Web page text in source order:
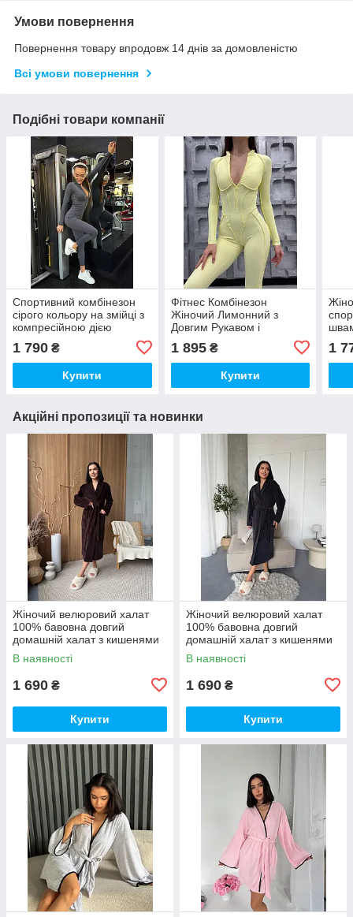
Умови повернення
Повернення товару впродовж 14 днів за домовленістю
Всі умови повернення
Подібні товари компанії
Спортивний комбінезон
сірого кольору на змійці з
компресійною дією
1 790 ₴
Купити
Фітнес Комбінезон
Жіночий Лимонний з
Довгим Рукавом і
Відкритою Спиною - Боді
для Спорту, Йоги
1 895₴
Купити
1
Акційні пропозиції та новинки
Жіночий велюровий халат
100% бавовна довгий
домашній халат з кишенями
преміум якості
В наявності
1 690 ₴
Купити
Жіночий велюровий халат
100% бавовна довгий
домашній халат з кишенями
преміум якості
В наявності
1 690 ₴
Купити